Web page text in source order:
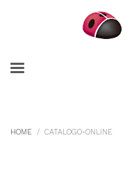
HOME CATALOGO-ONLINE